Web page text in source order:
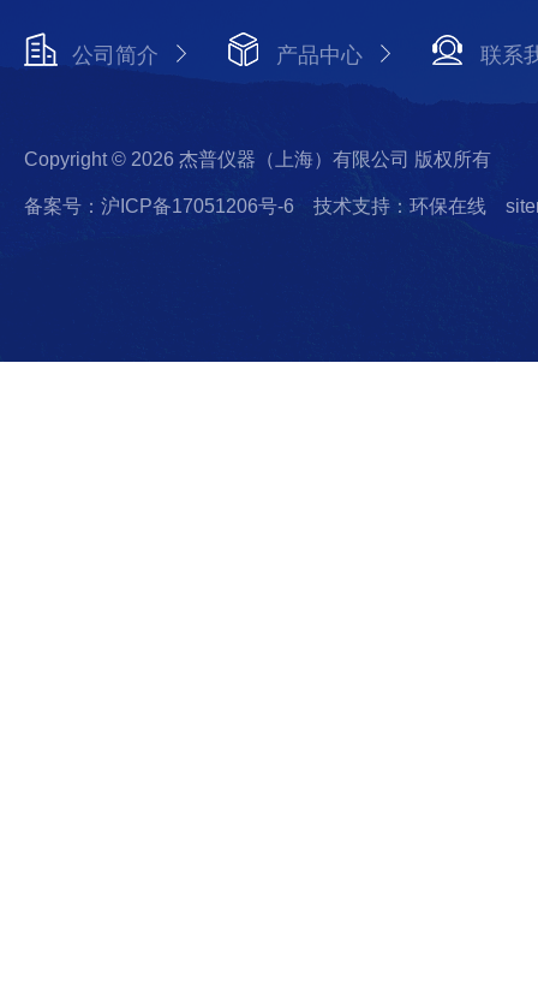
公司简介 产品中心 联系
Copyright © 2026 杰普仪器（上海）有限公司 版权所有
备案号：沪ICP备17051206号-6 技术支持：环保在线